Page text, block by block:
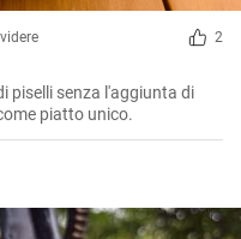
2
piselli senza l'aggiunta di
piatto unico.